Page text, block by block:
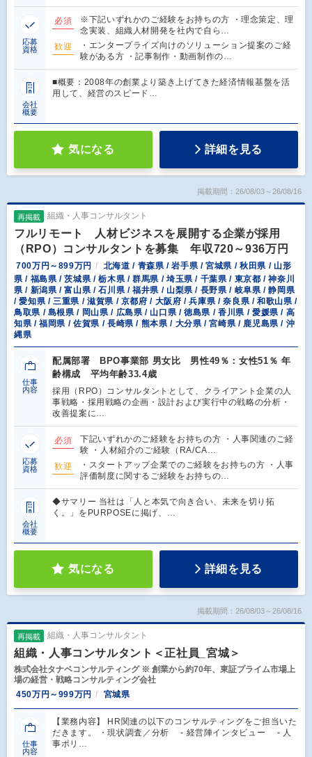
応募
資格
必須
※下記いずれかのご経験をお持ちの方 ・理念策定、理
念実装、組織人材開発を社内で自ら…
歓迎
・エンタープライズ向けのソリューション提案のご経
験がある方 ・記事制作・動画制作の…
会社
概要
■概要：2008年の創業より築き上げてきた経済情報基盤を活
用して、経営のスピード…
気になる 詳細を見る
掲載期間：26/08/03～26/08/16
再掲載 組織・人事コンサルタント
フルリモート 人材ビジネスを展開する企業が採用
（RPO）コンサルタントを募集 年収720～936万円
700万円～899万円
北海道 / 青森県 / 岩手県 / 宮城県 / 秋田県 / 山形
県 / 福島県 / 茨城県 / 栃木県 / 群馬県 / 埼玉県 / 千葉県 / 東京都 / 神奈川
県 / 新潟県 / 富山県 / 石川県 / 福井県 / 山梨県 / 長野県 / 岐阜県 / 静岡県
/ 愛知県 / 三重県 / 滋賀県 / 京都府 / 大阪府 / 兵庫県 / 奈良県 / 和歌山県 /
鳥取県 / 島根県 / 岡山県 / 広島県 / 山口県 / 徳島県 / 香川県 / 愛媛県 / 高
知県 / 福岡県 / 佐賀県 / 長崎県 / 熊本県 / 大分県 / 宮崎県 / 鹿児島県 / 沖
縄県
仕事
内容
配属部署 BPO事業部 男女比 男性49％：女性51％ 年
齢構成 平均年齢33.4歳
採用（RPO）コンサルタントとして、クライアント企業の人
事戦略・採用戦略の企画・設計および実行中の戦略の分析・
改善提案に…
応募
資格
必須
下記いずれかのご経験をお持ちの方 ・人事関連のご経
験 ・人材紹介のご経験（RA/CA…
歓迎
・スタートアップ企業でのご経験をお持ちの方 ・人事
評価制度に関するご経験をお持ちの…
会社
概要
◆サマリー 当社は「人と本気で向き合い、未来を切り拓
く。」をPURPOSEに掲げ、…
気になる 詳細を見る
掲載期間：26/08/03～26/08/16
再掲載 組織・人事コンサルタント
組織・人事コンサルタント＜正社員_宮城＞
株式会社タナベコンサルティング ※ 創業から約70年、東証プライム市場上
場の経営・戦略コンサルティング会社
450万円～999万円
宮城県
仕事
内容
【業務内容】 HR関連の以下のコンサルティングをご担当いた
だきます。 ・現状調査／分析 - 経営陣インタビュー - 人
事ポリ…